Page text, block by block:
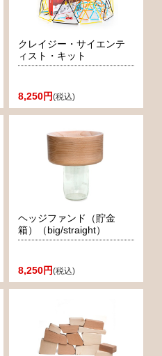
クレイジー・サイエンテ
ィスト・キット
8,250円(税込)
ヘッジファンド（貯金
箱）（big/straight）
8,250円(税込)